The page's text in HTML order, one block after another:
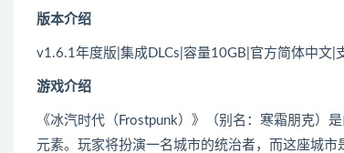
版本介绍
v1.6.1年度版|集成DLCs|容量10GB|官方简体中文
游戏介绍
《冰汽时代（Frostpunk）》（别名：寒霜朋克）
元素。玩家将扮演一名城市的统治者，而这座城